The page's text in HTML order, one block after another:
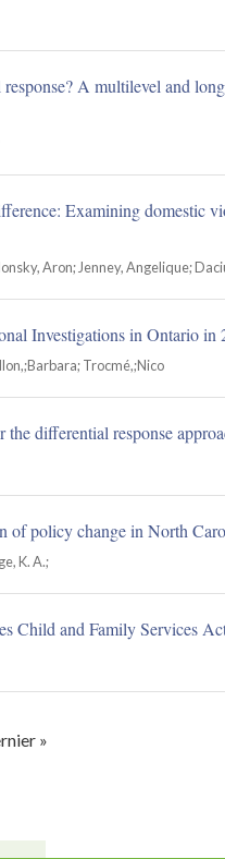
A multilevel and
Examining domestic
Aron; Jenney, Angelique;
Investigations in Ontario in
Trocmé,;Nico
the differential response
of policy change in North
K. A.;
Child and Family Services
»